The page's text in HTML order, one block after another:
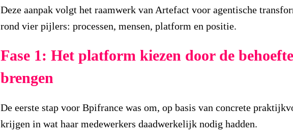
Deze aanpak volgt het raamwerk van Artefact voor agentische
rond vier pijlers: processen, mensen, platform en positie.
Fase 1: Het platform kiezen door de
brengen
De eerste stap voor Bpifrance was om, op basis van concrete
krijgen in wat haar medewerkers daadwerkelijk nodig hadden.